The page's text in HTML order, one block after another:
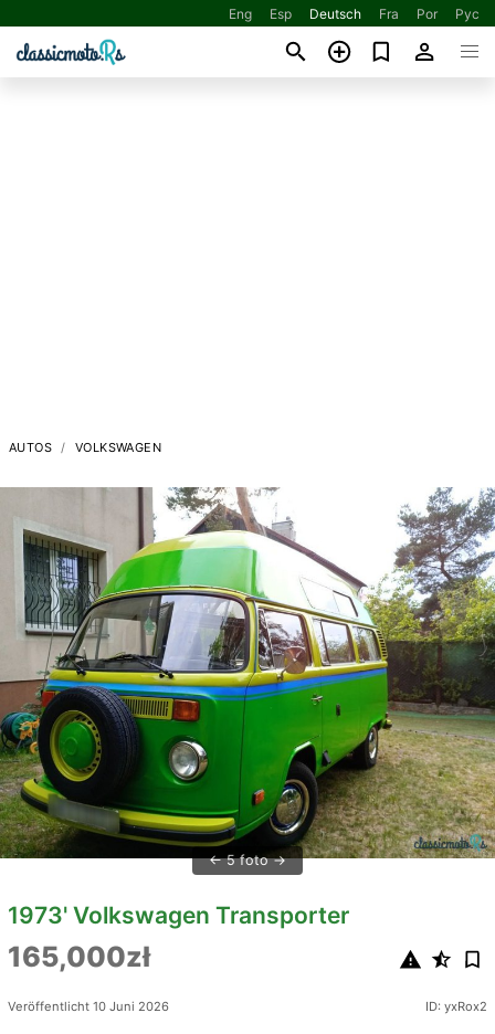
Eng Esp Deutsch Fra Por Рус
AUTOS VOLKSWAGEN
5 foto
1973' Volkswagen Transporter
165,000zł
Veröffentlicht 10 Juni 2026 ID: yxRox2